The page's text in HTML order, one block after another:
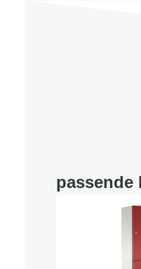
passende